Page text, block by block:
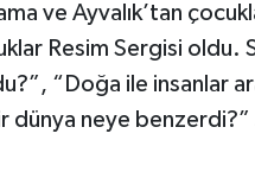
ve Ayvalık’tan
Resim Sergisi
“Doğa ile insanlar
dünya neye benzerdi?”